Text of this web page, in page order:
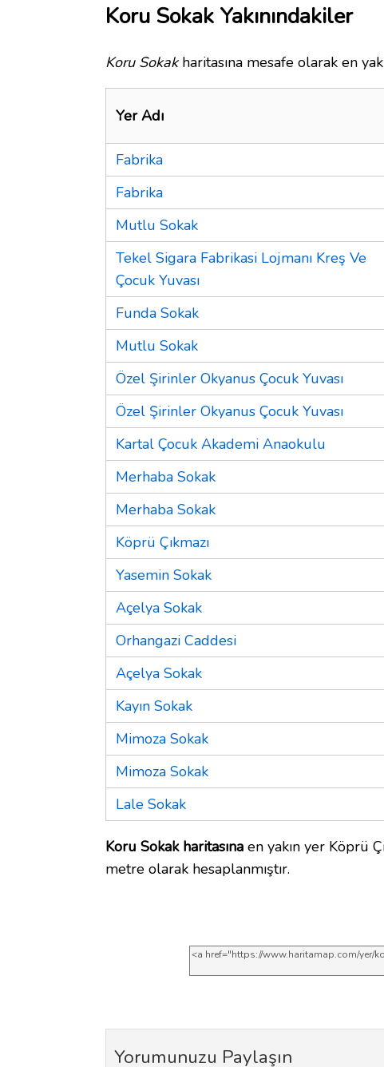
Koru Sokak Yakınındakiler
Koru Sokakharitasına mesafe olarak en
Yer Adı
Fabrika
Fabrika
Mutlu Sokak
Tekel Sigara Fabrikasi Lojmanı Kreş Ve
Çocuk Yuvası
Funda Sokak
Mutlu Sokak
Özel Şirinler Okyanus Çocuk Yuvası
Özel Şirinler Okyanus Çocuk Yuvası
Kartal Çocuk Akademi Anaokulu
Merhaba Sokak
Merhaba Sokak
Köprü Çıkmazı
Yasemin Sokak
Açelya Sokak
Orhangazi Caddesi
Açelya Sokak
Kayın Sokak
Mimoza Sokak
Mimoza Sokak
Lale Sokak
Koru Sokak haritasına en yakın yer Köprü
metre olarak hesaplanmıştır.
Yorumunuzu Paylaşın